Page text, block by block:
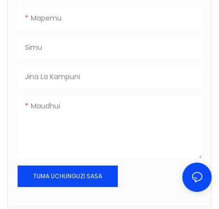
Mapemu
Simu
Jina La Kampuni
Maudhui
TUMA UCHUNGUZI SASA